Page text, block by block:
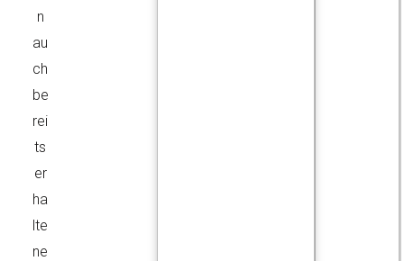
n
au
ch
be
rei
ts
er
ha
lte
ne